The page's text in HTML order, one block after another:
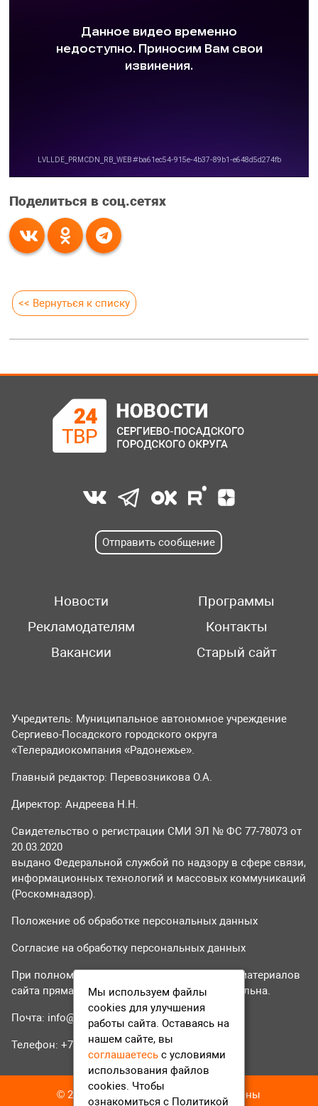
Поделиться в соц.сетях
<< Вернуться к списку
Отправить сообщение
Новости
Программы
Рекламодателям
Контакты
Вакансии
Старый сайт
Учредитель: Муниципальное автономное учреждение
Сергиево-Посадского городского округа
«Телерадиокомпания «Радонежье».
Главный редактор: Перевозникова О.А.
Директор: Андреева Н.Н.
Свидетельство о регистрации СМИ ЭЛ № ФС 77-78073 от
20.03.2020
выдано Федеральной службой по надзору в сфере связи,
информационных технологий и массовых коммуникаций
(Роскомнадзор).
Положение об обработке персональных данных
Согласие на обработку персональных данных
При полном или частичном использовании материалов
сайта прямая гиперссылка на tvr24.tv обязательна.
Почта: info@tvr24.tv
Телефон: +7 (496) 551-04-95
© 2016-2023 ТВР24 Все права защищены
Мы используем файлы
cookies для улучшения
работы сайта. Оставаясь на
нашем сайте, вы
соглашаетесь с условиями
использования файлов
cookies. Чтобы
ознакомиться с Политикой